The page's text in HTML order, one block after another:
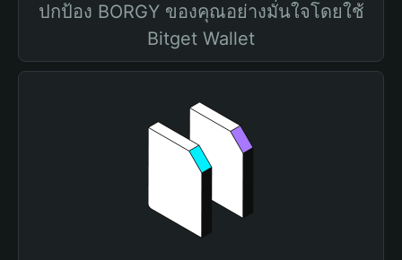
ปกป้อง BORGY ของคุณอย่างมั่นใจโดยใช้
Bitget Wallet